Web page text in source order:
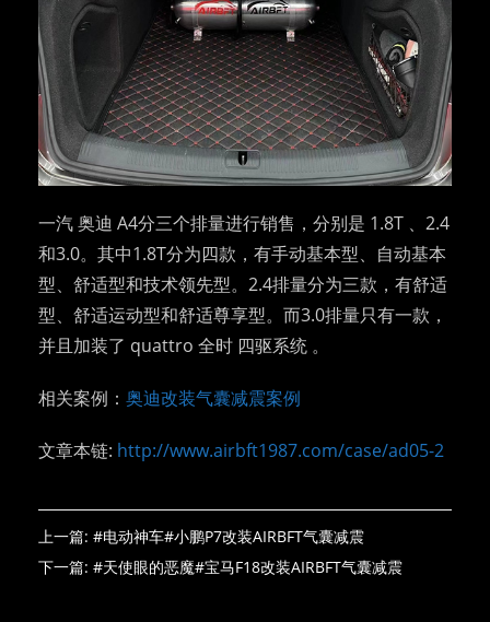
一汽 奥迪 A4分三个排量进行销售，分别是 1.8T 、2.4
和3.0。其中1.8T分为四款，有手动基本型、自动基本
型、舒适型和技术领先型。2.4排量分为三款，有舒适
型、舒适运动型和舒适尊享型。而3.0排量只有一款，
并且加装了 quattro 全时 四驱系统 。
相关案例： 奥迪改装气囊减震案例
文章本链: http://www.airbft1987.com/case/ad05-2
上一篇: #电动神车#小鹏P7改装AIRBFT气囊减震
下一篇: #天使眼的恶魔#宝马F18改装AIRBFT气囊减震